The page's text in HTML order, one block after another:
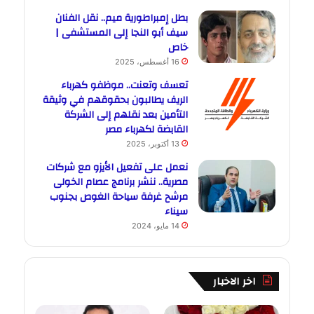
بطل إمبراطورية ميم.. نقل الفنان
سيف أبو النجا إلى المستشفى |
خاص
16 أغسطس، 2025
تعسف وتعنت.. موظفو كهرباء
الريف يطالبون بحقوقهم في وثيقة
التأمين بعد نقلهم إلى الشركة
القابضة لكهرباء مصر
13 أكتوبر، 2025
نعمل على تفعيل الأيزو مع شركات
مصرية.. ننشر برنامج عصام الخولى
مرشح غرفة سياحة الغوص بجنوب
سيناء
14 مايو، 2024
اخر الاخبار